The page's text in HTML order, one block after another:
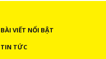
BÀI VIẾT NỔI BẬT
TIN TỨC